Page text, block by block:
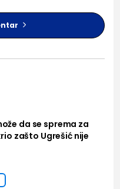
da se sprema za
zašto Ugrešić nije